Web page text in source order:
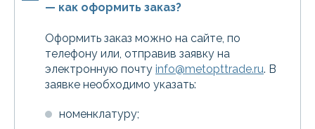
— как оформить заказ?
Оформить заказ можно на сайте, по
телефону или, отправив заявку на
электронную почту info@metopttrade.ru. В
заявке необходимо указать:
номенклатуру;